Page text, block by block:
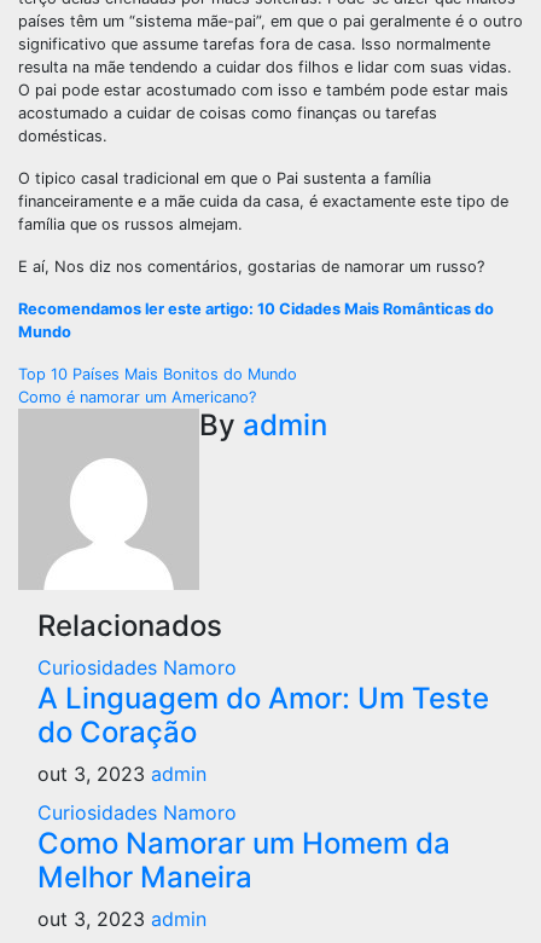
países têm um “sistema mãe-pai”, em que o pai geralmente é o outro
significativo que assume tarefas fora de casa. Isso normalmente
resulta na mãe tendendo a cuidar dos filhos e lidar com suas vidas.
O pai pode estar acostumado com isso e também pode estar mais
acostumado a cuidar de coisas como finanças ou tarefas
domésticas.
O tipico casal tradicional em que o Pai sustenta a família
financeiramente e a mãe cuida da casa, é exactamente este tipo de
família que os russos almejam.
E aí, Nos diz nos comentários, gostarias de namorar um russo?
Recomendamos ler este artigo: 10 Cidades Mais Românticas do
Mundo
Navegação
Post
Top 10 Países Mais Bonitos do Mundo
Como é namorar um Americano?
By admin
Relacionados
Curiosidades Namoro
A Linguagem do Amor: Um Teste
do Coração
out 3, 2023 admin
Curiosidades Namoro
Como Namorar um Homem da
Melhor Maneira
out 3, 2023 admin